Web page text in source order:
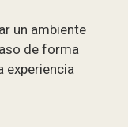
un ambiente
de forma
experiencia